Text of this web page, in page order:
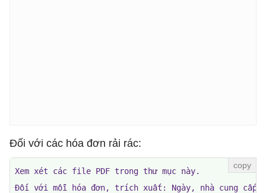
Đối với các hóa đơn rải rác:
Xem xét các file PDF trong thư mục này.
Đối với mỗi hóa đơn, trích xuất: Ngày, nhà cung cấp,